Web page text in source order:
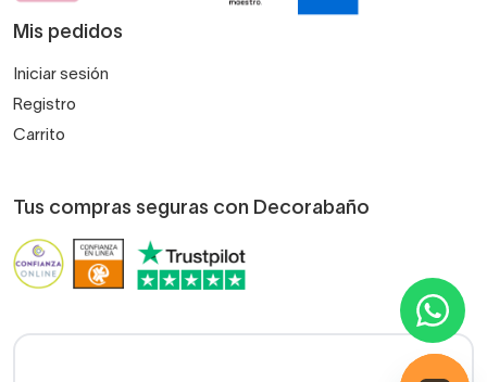
Mis pedidos
Iniciar sesión
Registro
Carrito
Tus compras seguras con Decorabaño